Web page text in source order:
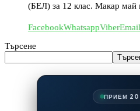
(БЕЛ) за 12 клас. Макар май
FacebookWhatsappViberEmail
Търсене
ПРИЕМ